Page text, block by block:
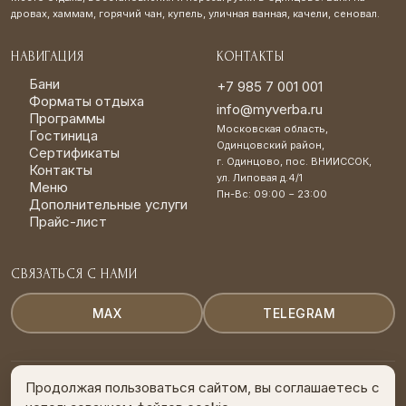
дровах, хаммам, горячий чан, купель, уличная ванная, качели, сеновал.
НАВИГАЦИЯ
Бани
Форматы отдыха
Программы
Гостиница
Сертификаты
Контакты
Меню
Дополнительные услуги
Прайс-лист
КОНТАКТЫ
+7 985 7 001 001
info@myverba.ru
Московская область,
Одинцовский район,
г. Одинцово, пос. ВНИИССОК,
ул. Липовая д.4/1
Пн-Вс: 09:00 − 23:00
СВЯЗАТЬСЯ С НАМИ
MAX TELEGRAM
© 2024 Банный комплекс «Верба». Все права защищены.
Продолжая пользоваться сайтом, вы соглашаетесь с